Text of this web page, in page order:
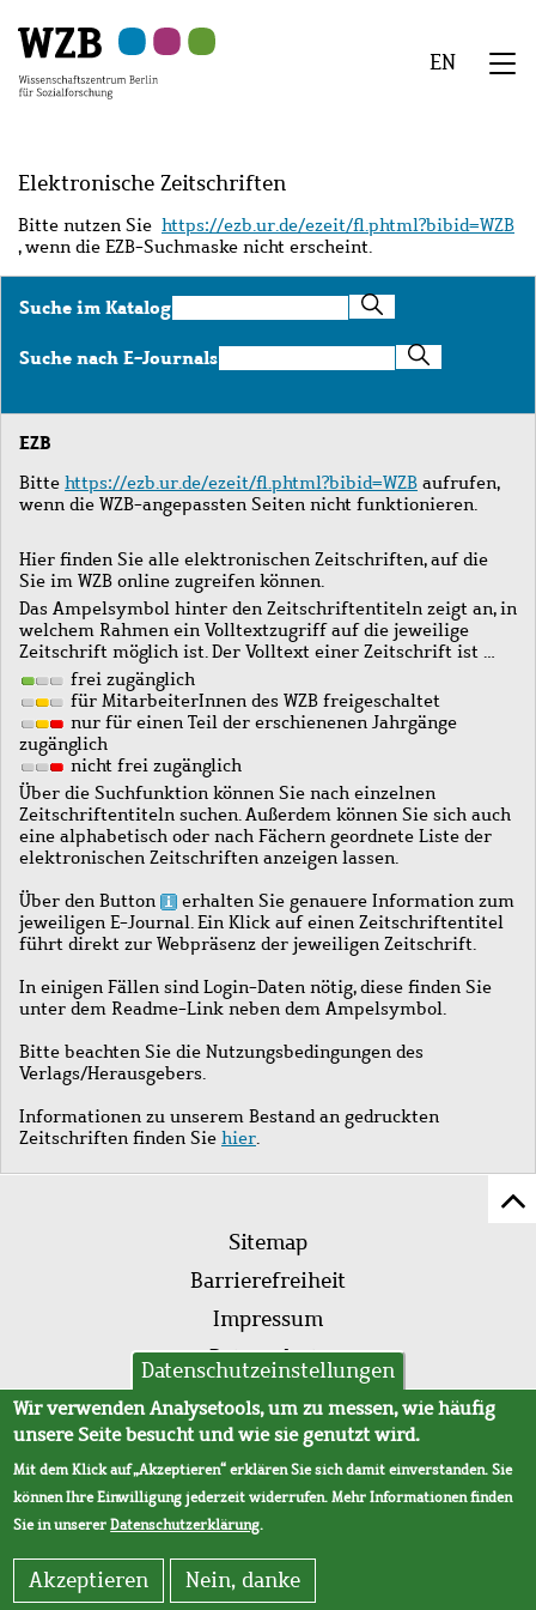
Hauptinhalt
springen
Navigation
springen
Suche
springen
Sekundärnavigation
springen
Fußzeile
springen
EN
Elektronische Zeitschriften
Bitte nutzen Sie https://ezb.ur.de/ezeit/fl.phtml?bibid=WZB
, wenn die EZB-Suchmaske nicht erscheint.
Suche im KatalogSuche
im
Katalog
Suche nach E-JournalsSuche
nach
Journals
EZB
Bitte https://ezb.ur.de/ezeit/fl.phtml?bibid=WZB aufrufen,
wenn die WZB-angepassten Seiten nicht funktionieren.
Hier finden Sie alle elektronischen Zeitschriften, auf die
Sie im WZB online zugreifen können.
Das Ampelsymbol hinter den Zeitschriftentiteln zeigt an, in
welchem Rahmen ein Volltextzugriff auf die jeweilige
Zeitschrift möglich ist. Der Volltext einer Zeitschrift ist …
frei zugänglich
für MitarbeiterInnen des WZB freigeschaltet
nur für einen Teil der erschienenen Jahrgänge
zugänglich
nicht frei zugänglich
Über die Suchfunktion können Sie nach einzelnen
Zeitschriftentiteln suchen. Außerdem können Sie sich auch
eine alphabetisch oder nach Fächern geordnete Liste der
elektronischen Zeitschriften anzeigen lassen.
Über den Button
erhalten Sie genauere Information zum
jeweiligen E-Journal. Ein Klick auf einen Zeitschriftentitel
führt direkt zur Webpräsenz der jeweiligen Zeitschrift.
In einigen Fällen sind Login-Daten nötig, diese finden Sie
unter dem Readme-Link neben dem Ampelsymbol.
Bitte beachten Sie die Nutzungsbedingungen des
Verlags/Herausgebers.
Informationen zu unserem Bestand an gedruckten
Zeitschriften finden Sie hier.
Fußleistenmenü
Sitemap
Barrierefreiheit
Impressum
Datenschutz
AVB
Datenschutzeinstellungen
Wir verwenden Analysetools, um zu messen, wie häufig
unsere Seite besucht und wie sie genutzt wird.
Mit dem Klick auf „Akzeptieren“ erklären Sie sich damit einverstanden. Sie
können Ihre Einwilligung jederzeit widerrufen. Mehr Informationen finden
Sie in unsererDatenschutzerklärung.
Akzeptieren Nein, danke